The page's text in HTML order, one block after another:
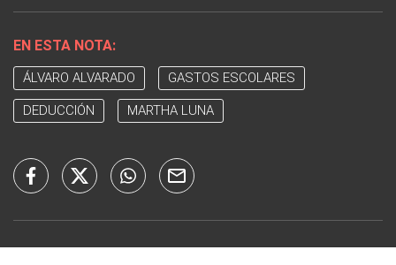
EN ESTA NOTA:
ÁLVARO ALVARADO GASTOS ESCOLARES
DEDUCCIÓN MARTHA LUNA